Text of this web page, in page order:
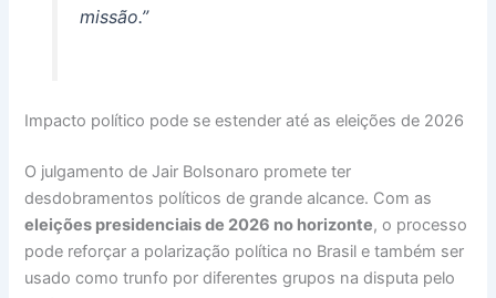
missão.”
Impacto político pode se estender até as eleições de 2026
O julgamento de Jair Bolsonaro promete ter
desdobramentos políticos de grande alcance. Com as
eleições presidenciais de 2026 no horizonte, o processo
pode reforçar a polarização política no Brasil e também ser
usado como trunfo por diferentes grupos na disputa pelo